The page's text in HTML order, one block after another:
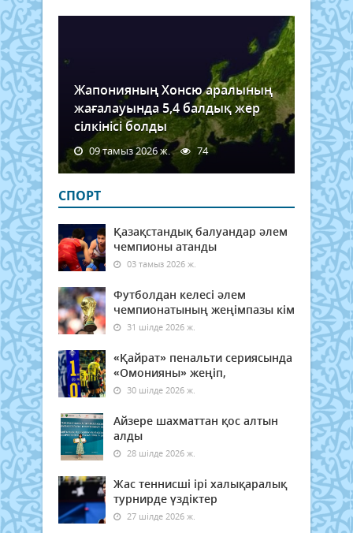
Осы
мен
Жапонияның Хонсю аралының
жағалауында 5,4 балдық жер
сілкінісі болды
09 тамыз 2026 ж. 74
СПОРТ
Қазақстандық балуандар әлем
чемпионы атанды
03 тамыз 2026 ж.
Футболдан келесі әлем
чемпионатының жеңімпазы кім
31 шілде 2026 ж.
«Қайрат» пенальти сериясында
«Омонияны» жеңіп,
30 шілде 2026 ж.
Айзере шахматтан қос алтын
алды
28 шілде 2026 ж.
Жас теннисші ірі халықаралық
турнирде үздіктер
27 шілде 2026 ж.